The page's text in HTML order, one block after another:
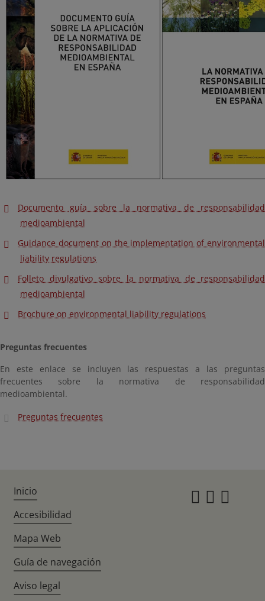
Documento guía sobre la normativa de responsabilidad
medioambiental
Guidance document on the implementation of environmental
liability regulations
Folleto divulgativo sobre la normativa de responsabilidad
medioambiental
Brochure on environmental liability regulations
Preguntas frecuentes
En este enlace se incluyen las respuestas a las preguntas
frecuentes sobre la normativa de responsabilidad
medioambiental.
Preguntas frecuentes
Inicio
Accesibilidad
Mapa Web
Guía de navegación
Aviso legal